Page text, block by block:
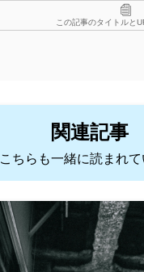
この記事のタイトルと
関連記事
こちらも一緒に読まれ